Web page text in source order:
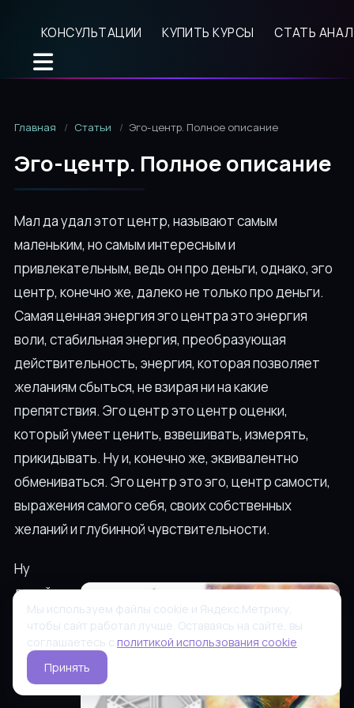
КОНСУЛЬТАЦИИ КУПИТЬ КУРСЫ СТАТЬ
Главная Статьи Эго-центр. Полное описание
Эго-центр. Полное описание
Мал да удал этот центр, называют самым
маленьким, но самым интересным и
привлекательным, ведь он про деньги, однако, эго
центр, конечно же, далеко не только про деньги.
Самая ценная энергия эго центра это энергия
воли, стабильная энергия, преобразующая
действительность, энергия, которая позволяет
желаниям сбыться, не взирая ни на какие
препятствия. Эго центр это центр оценки,
который умеет ценить, взвешивать, измерять,
прикидывать. Ну и, конечно же, эквивалентно
обмениваться. Эго центр это эго, центр самости,
выражения самого себя, своих собственных
желаний и глубинной чувствительности.
Ну
давайте
теперь
обо
всем по
Мы используем файлы cookie и Яндекс.Метрику,
чтобы сайт работал лучше. Оставаясь на сайте, вы
соглашаетесь с политикой использования cookie.
Принять